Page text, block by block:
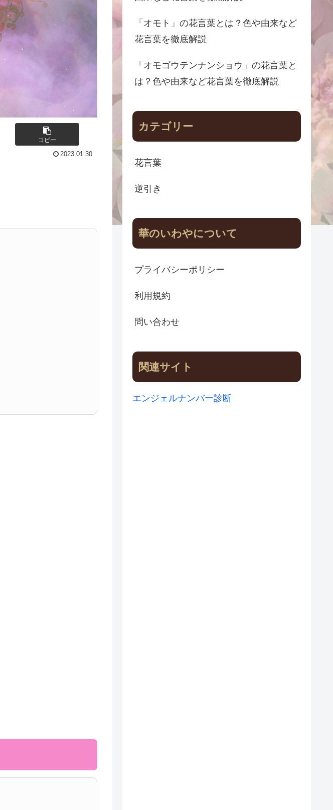
コピー
2023.01.30
「オモト」の花言葉とは？色や由来など
花言葉を徹底解説
「オモゴウテンナンショウ」の花言葉と
は？色や由来など花言葉を徹底解説
カテゴリー
花言葉
逆引き
華のいわやについて
プライバシーポリシー
利用規約
問い合わせ
関連サイト
エンジェルナンバー診断